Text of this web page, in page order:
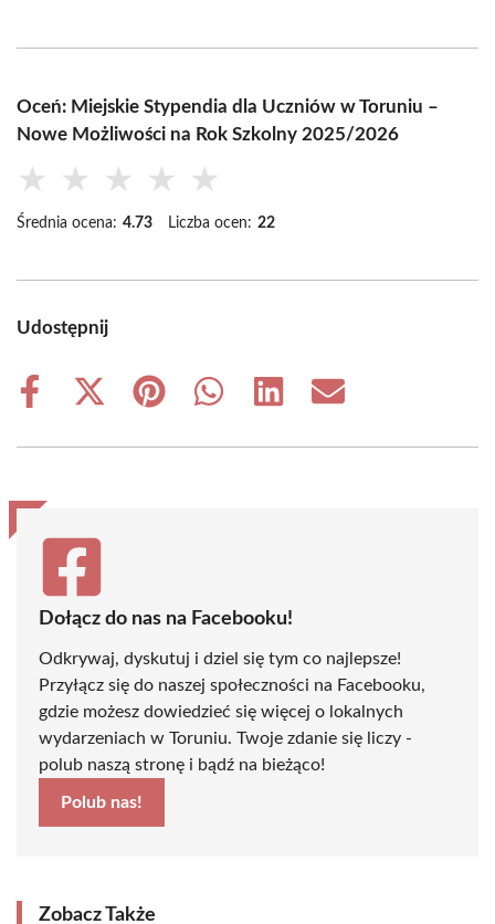
Oceń: Miejskie Stypendia dla Uczniów w Toruniu –
Nowe Możliwości na Rok Szkolny 2025/2026
★ ★ ★ ★ ★
Średnia ocena: 4.73 Liczba ocen: 22
Udostępnij
Share
Share
(Twitter)
Share
Share
Share
Share
Dołącz do nas na Facebooku!
Odkrywaj, dyskutuj i dziel się tym co najlepsze!
Przyłącz się do naszej społeczności na Facebooku,
gdzie możesz dowiedzieć się więcej o lokalnych
wydarzeniach w Toruniu. Twoje zdanie się liczy -
polub naszą stronę i bądź na bieżąco!
Polub nas!
Zobacz Także